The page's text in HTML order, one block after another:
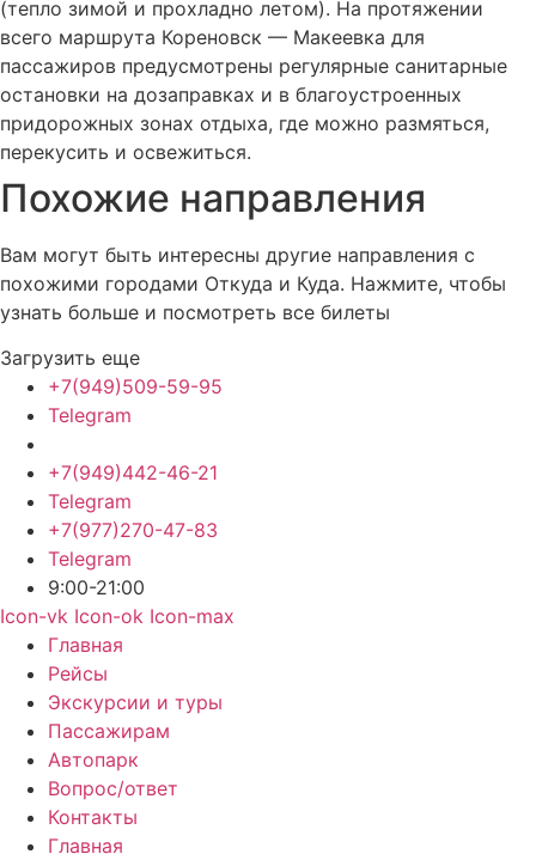
(тепло зимой и прохладно летом). На протяжении
всего маршрута Кореновск — Макеевка для
пассажиров предусмотрены регулярные санитарные
остановки на дозаправках и в благоустроенных
придорожных зонах отдыха, где можно размяться,
перекусить и освежиться.
Похожие направления
Вам могут быть интересны другие направления с
похожими городами Откуда и Куда. Нажмите, чтобы
узнать больше и посмотреть все билеты
Загрузить еще
+7(949)509-59-95
Telegram
+7(949)442-46-21
Telegram
+7(977)270-47-83
Telegram
9:00-21:00
Icon-vk Icon-ok Icon-max
Главная
Рейсы
Экскурсии и туры
Пассажирам
Автопарк
Вопрос/ответ
Контакты
Главная